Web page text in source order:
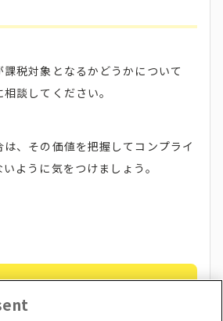
税対象となるかどうかについて
談してください。
、その価値を把握してコンプライ
ように気をつけましょう。